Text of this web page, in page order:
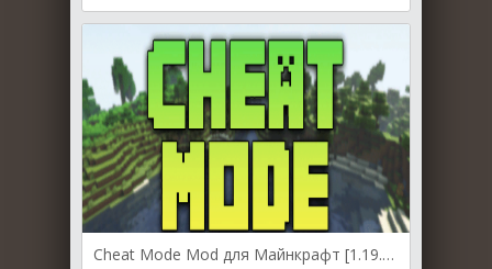
Cheat Mode Mod для Майнкрафт [1.19.4, 1.19.2, 1.19]